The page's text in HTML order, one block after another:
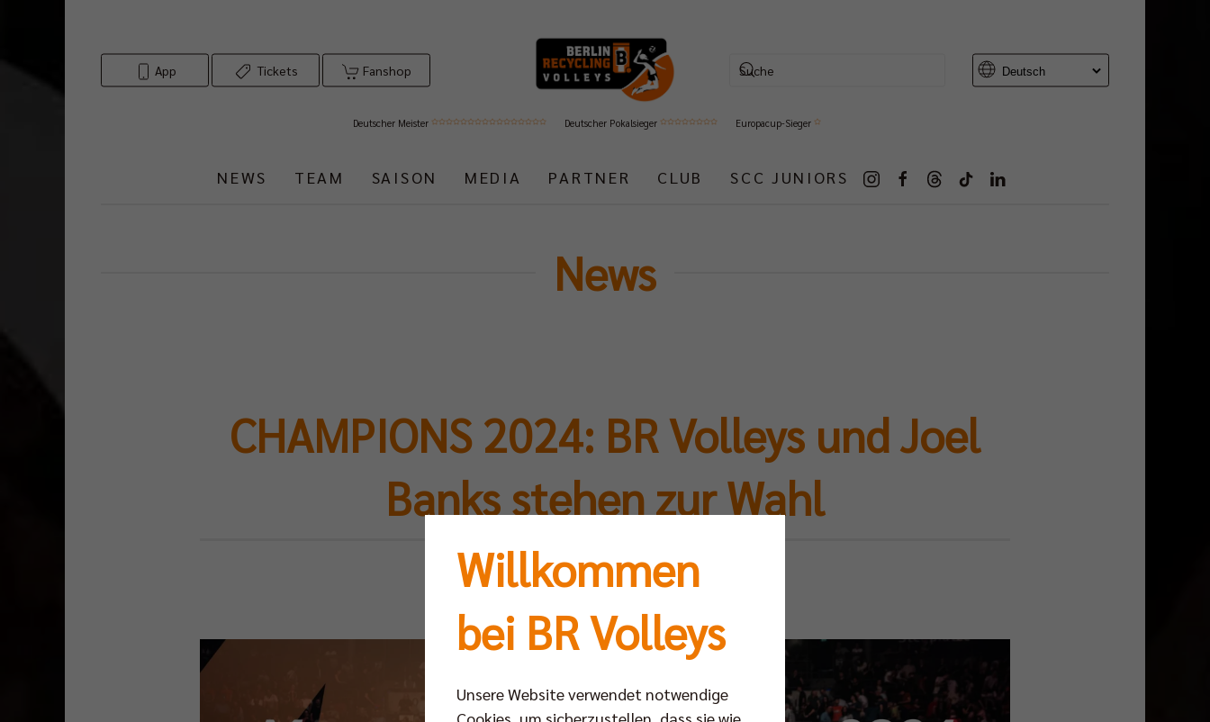
App Tickets Fanshop
Deutscher Meister Deutscher Pokalsieger Europacup-Sieger
NEWS TEAM SAISON MEDIA PARTNER CLUB SCC JUNIORS
News
CHAMPIONS 2024: BR Volleys und Joel
Banks stehen zur Wahl
Mo 28.10.2024
Willkommen
bei BR Volleys
Unsere Website verwendet notwendige